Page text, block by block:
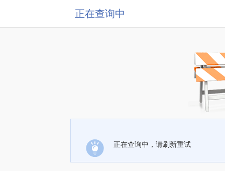
正在查询中
正在查询中，请刷新重试